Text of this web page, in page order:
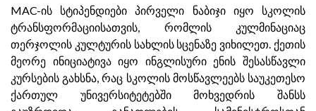
MAC-ის სტიპენდიები პირველი ნაბიჯი იყო სკოლის
ტრანსფორმაციისათვის, რომლის კულმინაციაც
თერჯოლის კულტურის სახლის სცენაზე ვიხილეთ. ქეთის
მეორე ინიციატივა იყო ინგლისური ენის შესასწავლი
კურსების გახსნა, რაც სკოლის მოსწავლეებს საუკეთესო
ქართულ უნივერსიტეტებში მოხვედრის შანსს